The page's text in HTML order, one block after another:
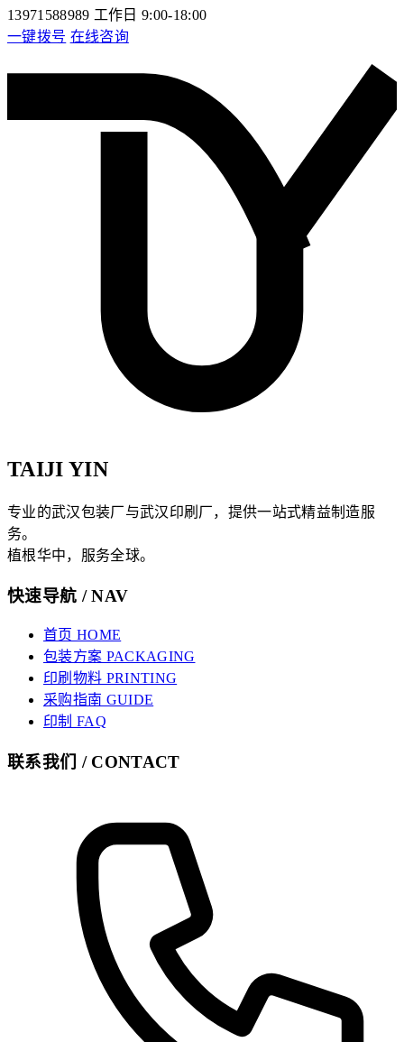
13971588989 工作日 9:00-18:00
一键拨号 在线咨询
TAIJI YIN
专业的武汉包装厂与武汉印刷厂，提供一站式精益制造服
务。
植根华中，服务全球。
快速导航 / NAV
首页 HOME
包装方案 PACKAGING
印刷物料 PRINTING
采购指南 GUIDE
印制 FAQ
联系我们 / CONTACT